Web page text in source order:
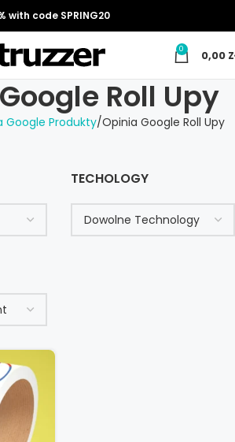
with code SPRING20
0 0,00
Roll Upy
Google Produkty Opinia Google Roll Upy
TECHOLOGY